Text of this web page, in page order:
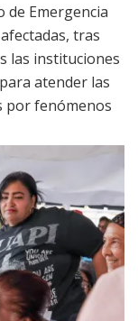
de Emergencia
tras
las instituciones
atender las
por fenómenos